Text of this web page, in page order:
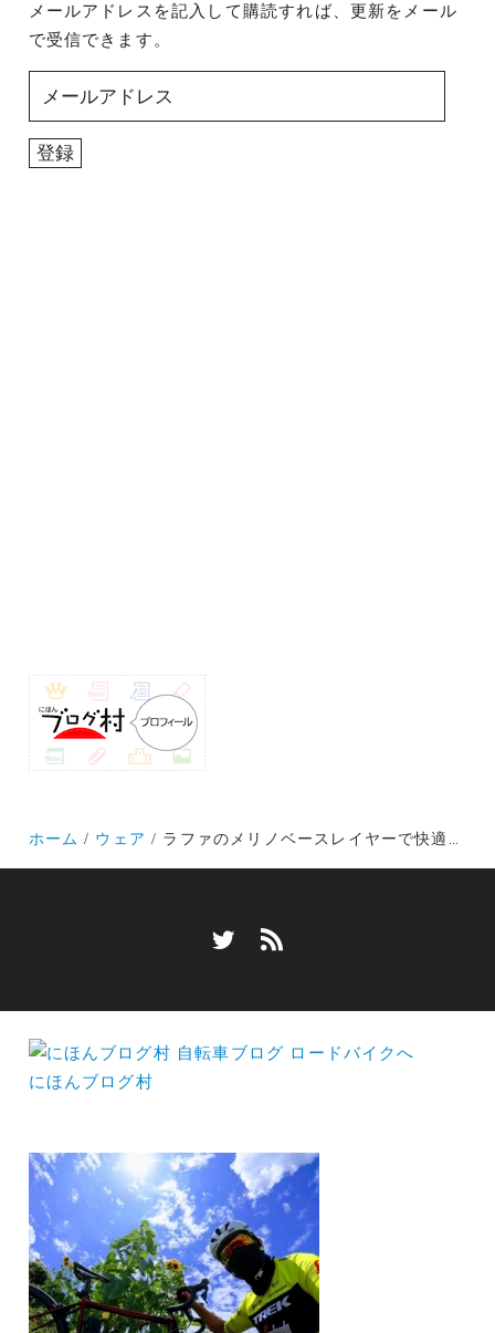
メールアドレスを記入して購読すれば、更新をメール
で受信できます。
ル
ア
登録
ホーム ウェア ラファのメリノベースレイヤーで快適な冬ライドをどうぞ！羊恐るべし！インナーの大切さを実感
にほんブログ村